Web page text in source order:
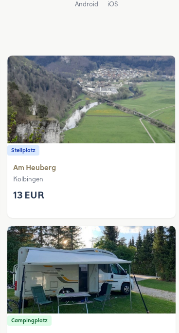
Android iOS
Stellplatz
Am Heuberg
Kolbingen
13 EUR
Campingplatz